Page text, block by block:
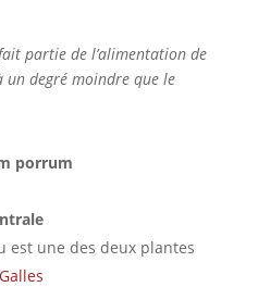
partie de l’alimentation de
un degré moindre que le
porrum
est une des deux plantes